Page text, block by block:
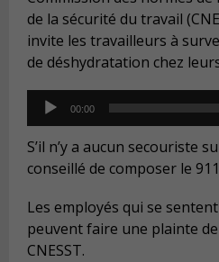
de la sécurité du travail
invite les travailleurs à
de déshydratation chez
Audio
Player
00:00
S’il n’y a aucun secouriste
conseillé de composer le
Les employés qui se
peuvent faire une plainte
CNESST.